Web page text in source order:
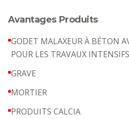
Avantages Produits
GODET MALAXEUR À BÉTON
POUR LES TRAVAUX
GRAVE
MORTIER
PRODUITS CALCIA